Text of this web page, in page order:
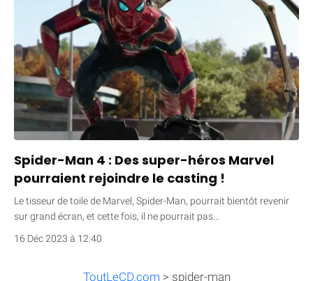
Spider-Man 4 : Des super-héros Marvel
pourraient rejoindre le casting !
Le tisseur de toile de Marvel, Spider-Man, pourrait bientôt revenir
sur grand écran, et cette fois, il ne pourrait pas…
16 Déc 2023 à 12:40
ToutLeCD.com > spider-man